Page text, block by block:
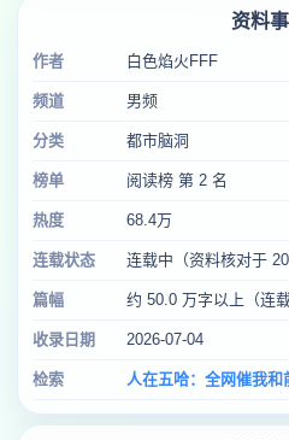
资料
作者 白色焰火FFF
频道 男频
分类 都市脑洞
榜单 阅读榜 第 2 名
热度 68.4万
连载状态 连载中（资料核对于
篇幅 约 50.0 万字以上（连
收录日期 2026-07-04
检索 人在五哈：全网催我和